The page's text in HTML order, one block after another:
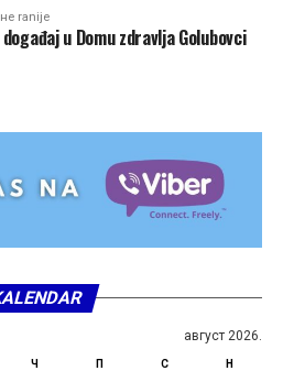
ranije
u Domu zdravlja Golubovci
август 2026.
Ч П С Н